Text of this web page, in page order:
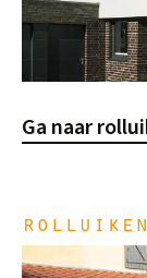
Ga naar
rolluiken